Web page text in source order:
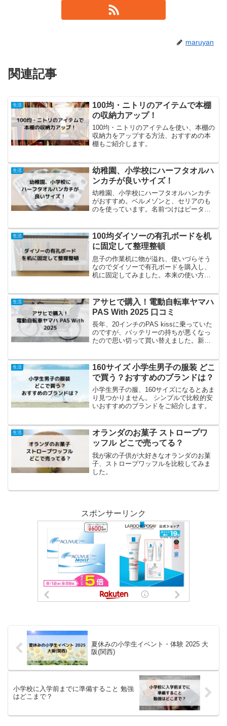
maruyan
関連記事
生活
100均・ニトリのアイテムで本棚
の収納力アップ！
100均・ニトリのアイテムを使い、本棚の
収納力をアップする方法、おすすめの本
棚もご紹介します。
生活
幼稚園、小学校にハーフタオルハ
ンカチが良いサイズ！
幼稚園、小学校にハーフタオルハンカチ
がおすすめ。ベルメゾンと、セリアのも
のを使っています。名前つけはピータッ
生活
100均ダイソーの有孔ボードを机
に固定して整理整頓
息子の作業机に物が溢れ、使いづらそう
なのでダイソーで有孔ボードを購入し、
机に固定してみました。本来の使い方と
インボードという名前で販売されていま
す。有孔ボードは他にもパ...
生活
アサヒで購入！電動自転車ヤマハ
PAS With 2025 口コミ
長年、20インチのPAS kissに乗っていた
のですが、バッテリーの持ちが悪くなっ
たので思い切って買い替えました。新し
(function(b,c,f,g,a,d,e){b....
生活
160サイズ 小学生男子の服装 どこ
で買う？おすすめのブランドは？
小学生男子の服、160サイズになるとあま
り見つかりません。 シンプルで比較的安
いおすすめのブランドをご紹介します。
生活
オランダのお菓子 ストロープワ
ッフル どこで売ってる？
我が家の子供が大好きなオランダのお菓
子、ストロープワッフルを比較してみま
した。
スポンサーリンク
夏休みの小学生イベント・体験 2025 大
阪(関西)
小学校に入学前までに準備すること 勉強
はどこまで？